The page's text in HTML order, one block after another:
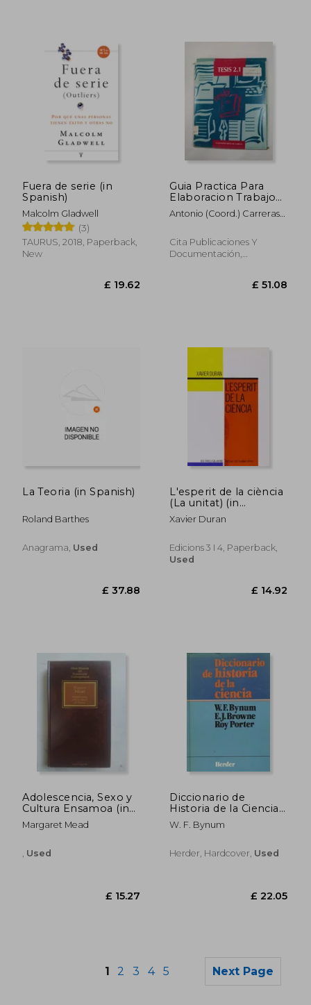
£ 30.76
£ 18.24
Fuera de serie (in
Spanish)
Malcolm Gladwell
(3)
TAURUS, 2018, Paperback,
New
Guia Practica Para
Elaboracion Trabajo
Cientifico (Incluye 1
Disq Uete) (in
Antonio (Coord.) Carreras
Cita Publicaciones Y
Documentación,
La Teoria (in Spanish)
Roland Barthes
Anagrama, Used
L'esperit de la ciència
(La unitat) (in
Spanish)
Xavier Duran
Edicions 3 I 4, Paperback,
Used
Adolescencia, Sexo y
Cultura Ensamoa (in
Spanish)
Margaret Mead
Used
Diccionario de
Historia de la Ciencia
(in Spanish)
W. F. Bynum
Herder, Hardcover, Used
1 2 3 4 5 Next Page